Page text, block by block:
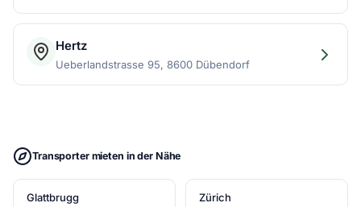
Hertz
Ueberlandstrasse 95, 8600 Dübendorf
Transporter mieten in der Nähe
Glattbrugg Zürich